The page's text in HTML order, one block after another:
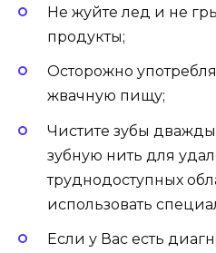
Не жуйте лед и не
продукты;
Осторожно
жвачную пищу;
Чистите зубы
зубную нить для
труднодоступных
использовать
Если у Вас есть